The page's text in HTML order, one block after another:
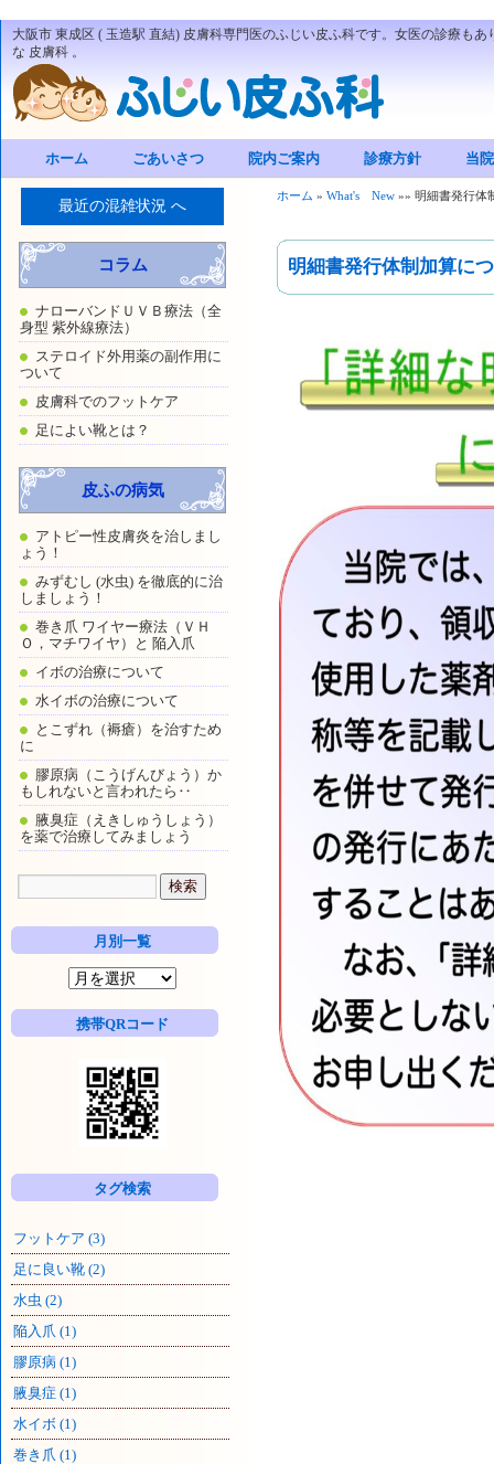
大阪市 東成区 ( 玉造駅 直結) 皮膚科専門医のふじい皮ふ科です。女医の診療も
な 皮膚科 。
ホーム ごあいさつ 院内ご案内 診療方針 当
ホーム » What's New »» 明細書発行体
明細書発行体制加算に
最近の混雑状況 へ
コラム
ナローバンドＵＶＢ療法（全
身型 紫外線療法）
ステロイド外用薬の副作用に
ついて
皮膚科でのフットケア
足によい靴とは？
皮ふの病気
アトピー性皮膚炎を治しまし
ょう！
みずむし (水虫) を徹底的に治
しましょう！
巻き爪 ワイヤー療法（ＶＨ
Ｏ，マチワイヤ）と 陥入爪
イボの治療について
水イボの治療について
とこずれ（褥瘡）を治すため
に
膠原病（こうげんびょう）か
もしれないと言われたら‥
腋臭症（えきしゅうしょう）
を薬で治療してみましょう
月別一覧
月
別
覧
携帯QRコード
タグ検索
フットケア (3)
足に良い靴 (2)
水虫 (2)
陥入爪 (1)
膠原病 (1)
腋臭症 (1)
水イボ (1)
巻き爪 (1)